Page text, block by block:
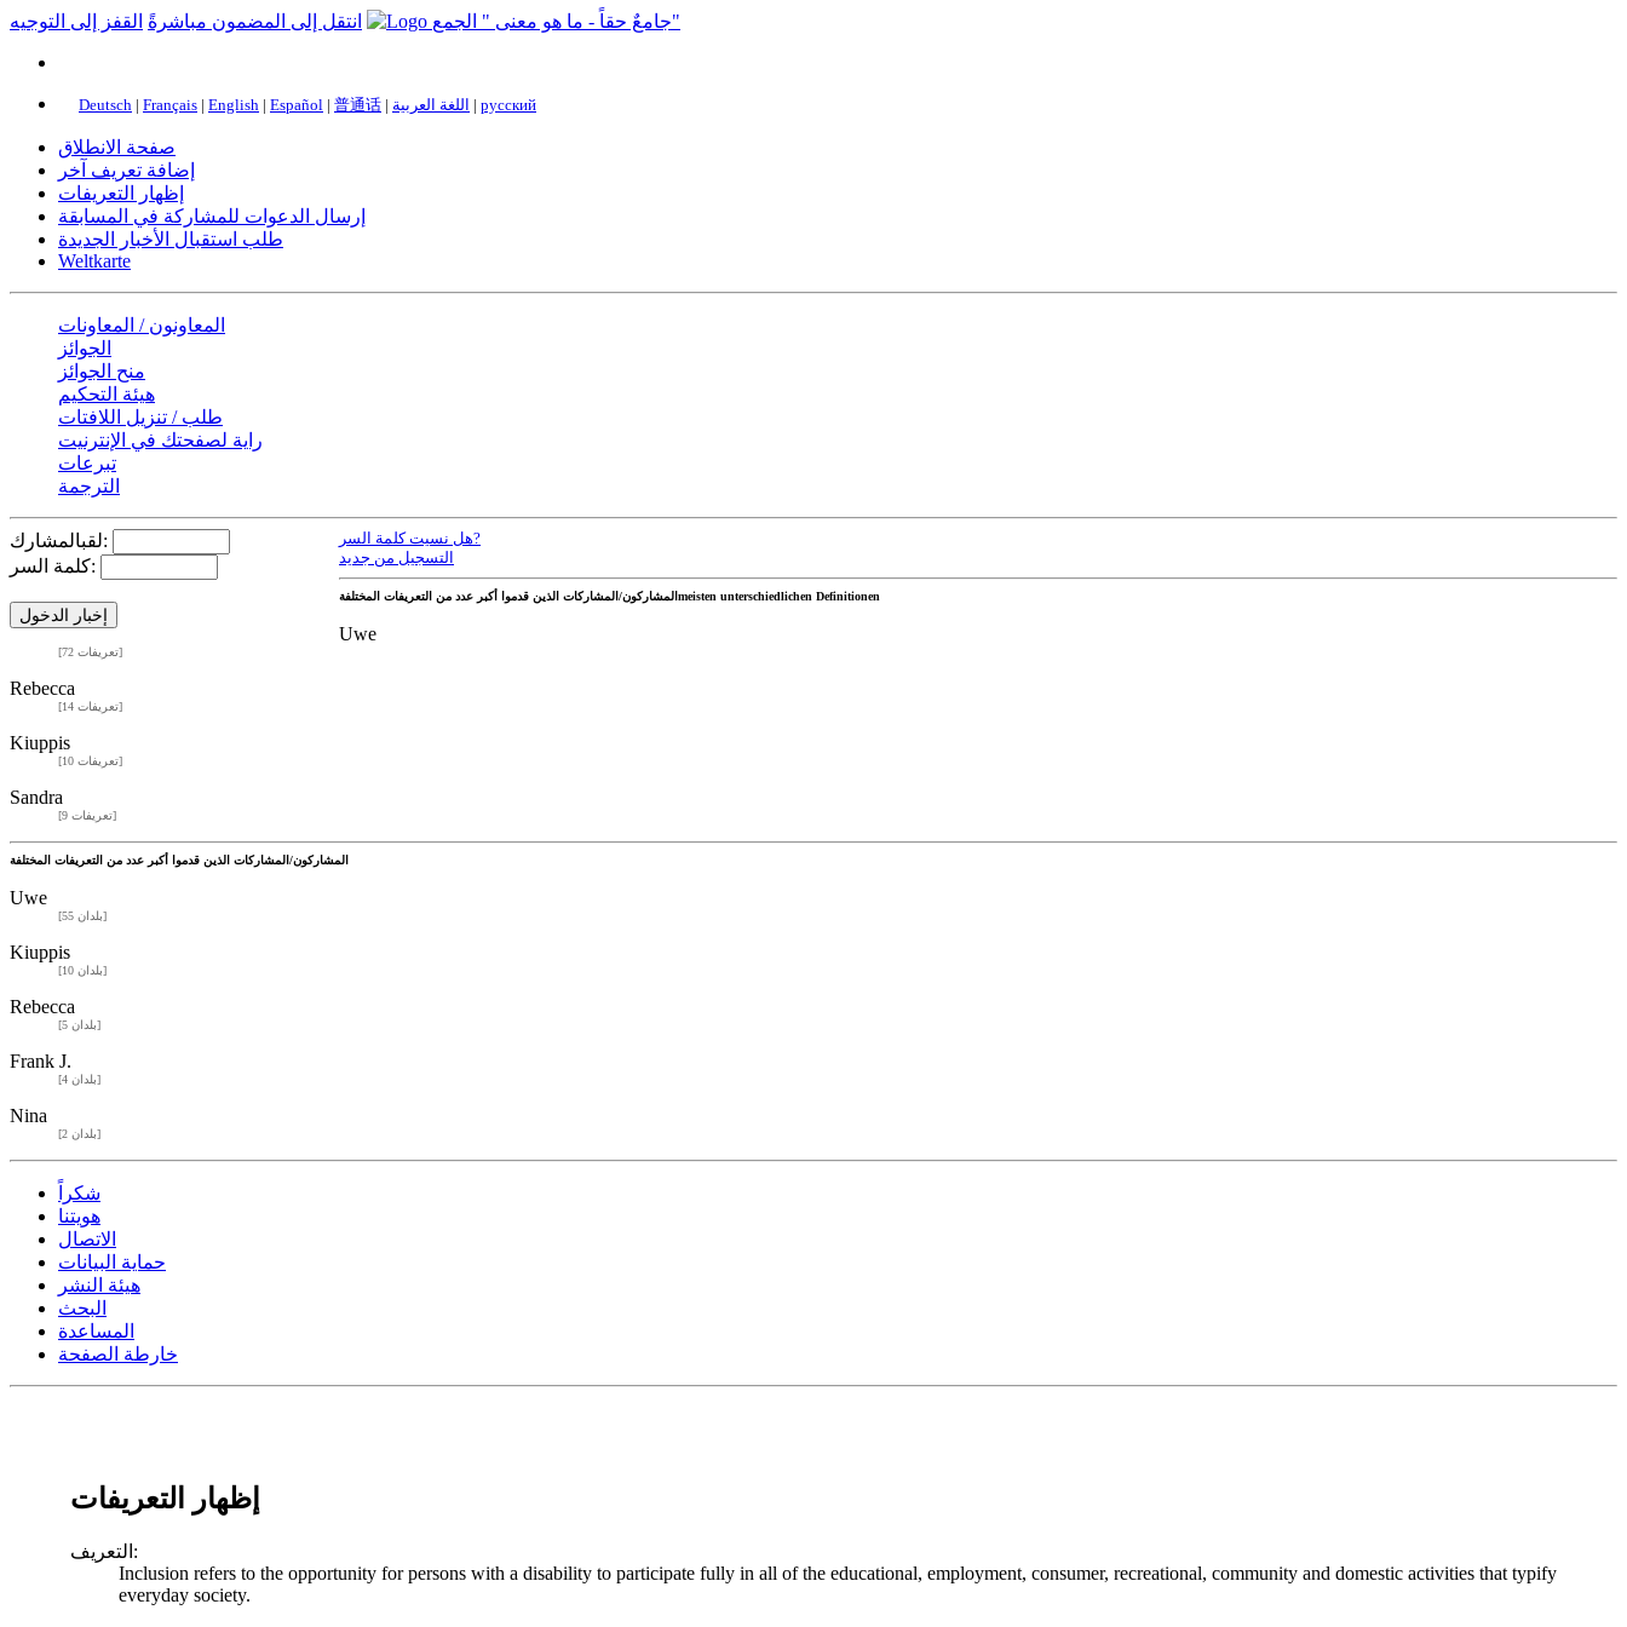
انتقل إلى المضمون مباشرةً القفز إلى التوجيه
Deutsch | Français | English | Español | 普通话 | اللغة العربية | русский
صفحة الانطلاق
إضافة تعريف آخر
إظهار التعريفات
إرسال الدعوات للمشاركة في المسابقة
طلب استقبال الأخبار الجديدة
Weltkarte
المعاونون / المعاونات
الجوائز
منح الجوائز
هيئة التحكيم
طلب / تنزيل اللافتات
راية لصفحتك في الإنترنيت
تبرعات
الترجمة
لقبالمشارك:
كلمة السر:
هل نسيت كلمة السر?
التسجيل من جديد
المشاركون/المشاركات الذين قدموا أكبر عدد من التعريفات المختلفةmeisten unterschiedlichen Definitionen
Uwe
[72 تعريفات]
Rebecca
[14 تعريفات]
Kiuppis
[10 تعريفات]
Sandra
[9 تعريفات]
المشاركون/المشاركات الذين قدموا أكبر عدد من التعريفات المختلفة
Uwe
[55 بلدان]
Kiuppis
[10 بلدان]
Rebecca
[5 بلدان]
Frank J.
[4 بلدان]
Nina
[2 بلدان]
شكراً
هويتنا
الاتصال
حماية البيانات
هيئة النشر
البحث
المساعدة
خارطة الصفحة
إظهار التعريفات
التعريف:
Inclusion refers to the opportunity for persons with a disability to participate fully in all of the educational, employment, consumer, recreational, community and domestic activities that typify
everyday society.